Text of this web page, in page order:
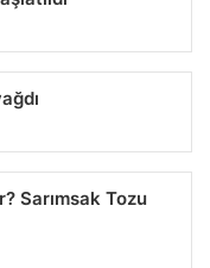
Sarımsak Tozu